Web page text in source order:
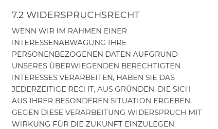
7.2 WIDERSPRUCHSRECHT
WENN WIR IM RAHMEN EINER
INTERESSENABWÄGUNG IHRE
PERSONENBEZOGENEN DATEN AUFGRUND
UNSERES ÜBERWIEGENDEN BERECHTIGTEN
INTERESSES VERARBEITEN, HABEN SIE DAS
JEDERZEITIGE RECHT, AUS GRÜNDEN, DIE SICH
AUS IHRER BESONDEREN SITUATION ERGEBEN,
GEGEN DIESE VERARBEITUNG WIDERSPRUCH MIT
WIRKUNG FÜR DIE ZUKUNFT EINZULEGEN.